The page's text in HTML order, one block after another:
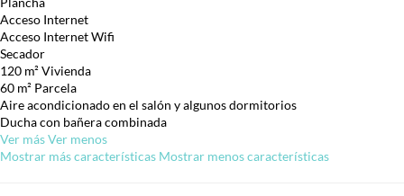
Acceso Internet
Acceso InternetWifi
Secador
120 m² Vivienda
60 m² Parcela
Aire acondicionado en el salón y algunos dormitorios
Ducha con bañera combinada
Ver másVer menos
Mostrar más características Mostrar menos características